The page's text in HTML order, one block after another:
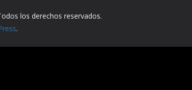
los derechos reservados.
.